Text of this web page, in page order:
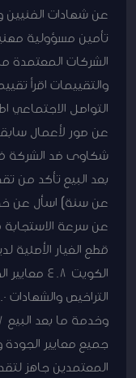
عن شهادات
تأمين مسؤولية
الشركات المعتمدة
والتقييمات اقرأ
التواصل الاجتماعي
عن صور لأعمال
شكاوى ضد الشركة
بعد البيع تأكد من
عن سنة) اسأل عن
عن سرعة
قطع الغيار الأصلية
جميع معايير الجودة
المعتمدين جاهز